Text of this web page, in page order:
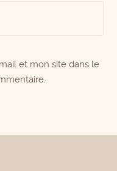
et mon site dans le